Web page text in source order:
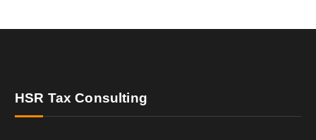
HSR Tax Consulting